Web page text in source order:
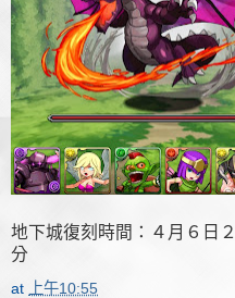
地下城復刻時間：４月６日
分
at 上午10:55